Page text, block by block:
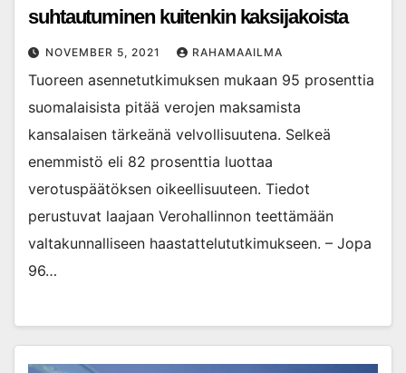
suhtautuminen kuitenkin kaksijakoista
NOVEMBER 5, 2021 RAHAMAAILMA
Tuoreen asennetutkimuksen mukaan 95 prosenttia
suomalaisista pitää verojen maksamista
kansalaisen tärkeänä velvollisuutena. Selkeä
enemmistö eli 82 prosenttia luottaa
verotuspäätöksen oikeellisuuteen. Tiedot
perustuvat laajaan Verohallinnon teettämään
valtakunnalliseen haastattelututkimukseen. – Jopa
96…